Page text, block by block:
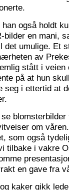
også holdt
bilder en mani,
det umulige. Et
av
stått i
på at hun
seg i ettertid at
om
som også
tilbake i vakre
en gave fra
kaker gikk